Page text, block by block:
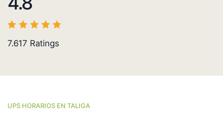
7.617 Ratings
UPS HORARIOS EN TALIGA